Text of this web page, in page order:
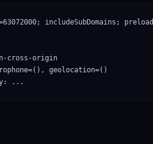
includeSubDomains; preload
cross-origin
geolocation=()
...